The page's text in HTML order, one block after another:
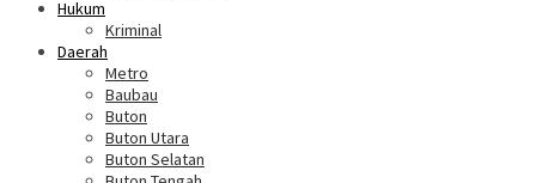
Hukum
Kriminal
Daerah
Metro
Baubau
Buton
Buton Utara
Buton Selatan